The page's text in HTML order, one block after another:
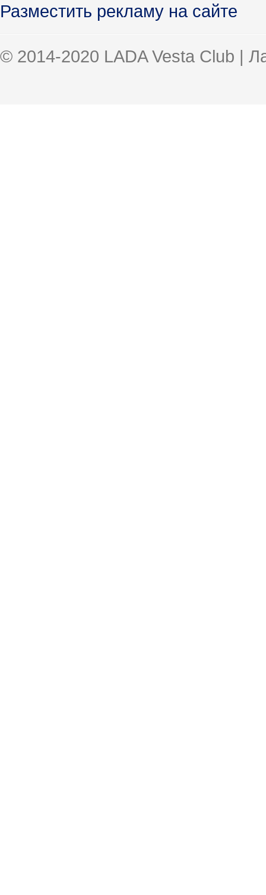
Разместить рекламу на сайте
© 2014-2020 LADA Vesta Club |